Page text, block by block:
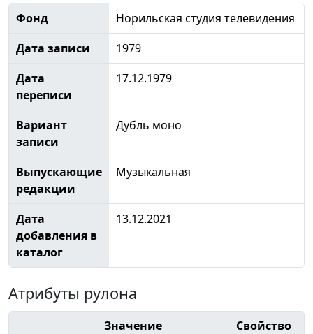
Фонд
Норильская студия телевидения
Дата записи
1979
Дата
переписи
17.12.1979
Вариант
записи
Дубль моно
Выпускающие
редакции
Музыкальная
Дата
добавления в
каталог
13.12.2021
Атрибуты рулона
Значение
Свойство